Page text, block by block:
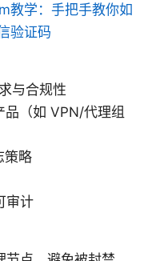
教学：手把手教你如
验证码
与合规性
品（如 VPN/代理组
策略
审计